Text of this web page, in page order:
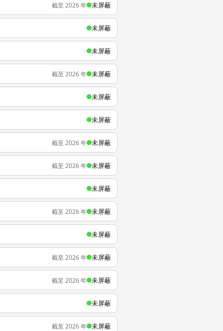
截至 2026 年 未屏蔽
未屏蔽
未屏蔽
截至 2026 年 未屏蔽
未屏蔽
未屏蔽
截至 2026 年 未屏蔽
截至 2026 年 未屏蔽
未屏蔽
截至 2026 年 未屏蔽
未屏蔽
截至 2026 年 未屏蔽
截至 2026 年 未屏蔽
未屏蔽
截至 2026 年 未屏蔽